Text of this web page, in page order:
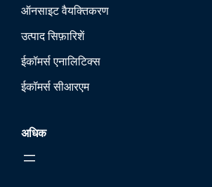
ऑनसाइट वैयक्तिकरण
उत्पाद सिफ़ारिशें
ईकॉमर्स एनालिटिक्स
ईकॉमर्स सीआरएम
अधिक